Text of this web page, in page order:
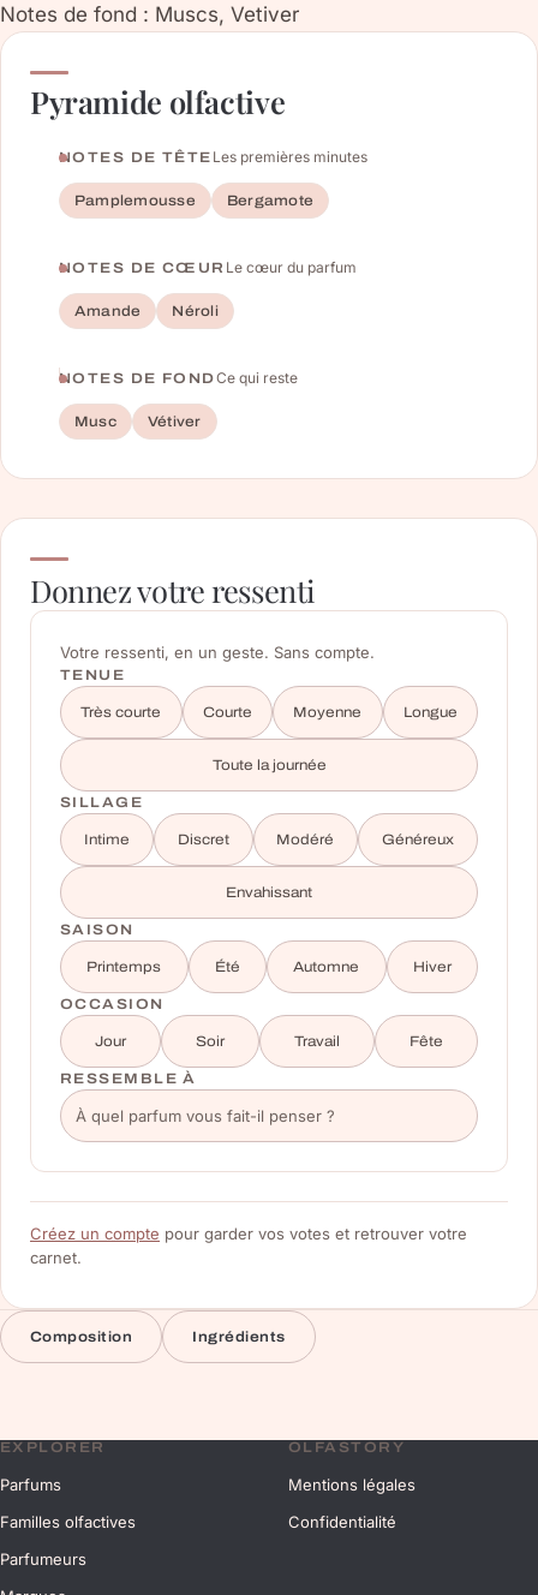
Notes de fond : Muscs, Vetiver
Pyramide olfactive
NOTES DE TÊTE Les premières minutes
Pamplemousse Bergamote
NOTES DE CŒUR Le cœur du parfum
Amande Néroli
NOTES DE FONDCe qui reste
Musc Vétiver
Donnez votre ressenti
Votre ressenti, en un geste. Sans compte.
TENUE
Très courte Courte Moyenne Longue
Toute la journée
SILLAGE
Intime Discret Modéré Généreux
Envahissant
SAISON
Printemps Été Automne Hiver
OCCASION
Jour Soir Travail Fête
RESSEMBLE À
Créez un compte pour garder vos votes et retrouver votre
carnet.
Composition Ingrédients
EXPLORER
Parfums
Familles olfactives
Parfumeurs
OLFASTORY
Mentions légales
Confidentialité